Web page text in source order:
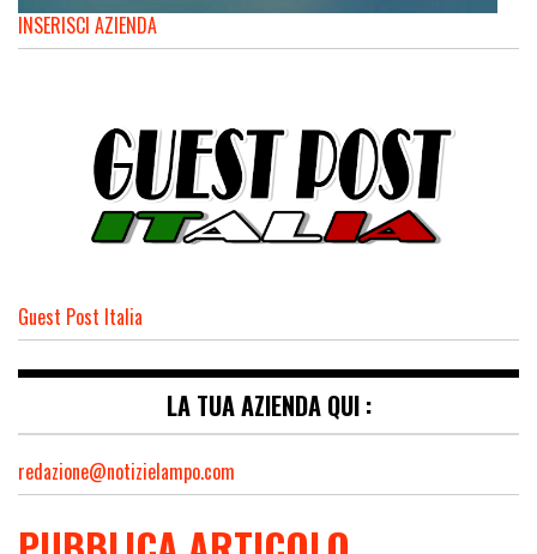
INSERISCI AZIENDA
Guest Post Italia
LA TUA AZIENDA QUI :
redazione@notizielampo.com